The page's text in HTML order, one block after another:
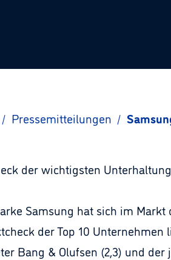
/ Pressemitteilungen /
der wichtigsten
Samsung hat sich im
der Top 10
Bang & Olufsen (2,3) und